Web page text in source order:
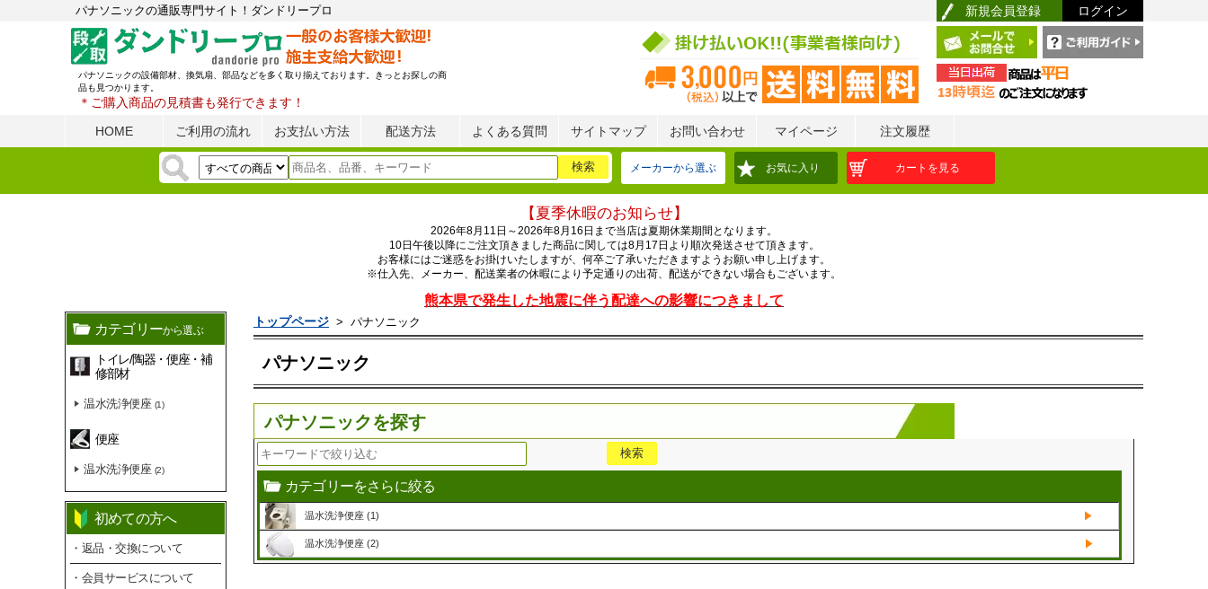
パナソニックの通販専門サイト！ダンドリープロ 新規会員登録 ログイン
パナソニックの設備部材、換気扇、部品などを多く取り揃えております。きっとお探しの商
品も見つかります。
＊ご購入商品の見積書も発行できます！
HOME
ご利用の流れ お支払い方法 配送方法 よくある質問 サイトマップ お問い合わせ マイページ 注文履歴
メーカーから選ぶ お気に入り カートを見る
【夏季休暇のお知らせ】
2026年8月11日～2026年8月16日まで当店は夏期休業期間となります。
10日午後以降にご注文頂きました商品に関しては8月17日より順次発送させて頂きます。
お客様にはご迷惑をお掛けいたしますが、何卒ご了承いただきますようお願い申し上げます。
※仕入先、メーカー、配送業者の休暇により予定通りの出荷、配送ができない場合もございます。
熊本県で発生した地震に伴う配達への影響につきまして
カテゴリーから選ぶ
トイレ/陶器・便座・補
修部材
温水洗浄便座 (1)
便座
温水洗浄便座 (2)
初めての方へ
・返品・交換について
・会員サービスについて
トップページ > パナソニック
パナソニック
パナソニックを探す
カテゴリーをさらに絞る
温水洗浄便座 (1)
温水洗浄便座 (2)